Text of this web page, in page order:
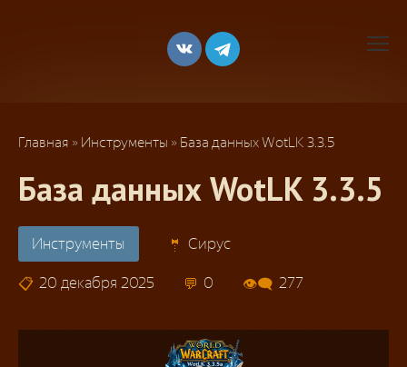
Главная » Инструменты » База данных WotLK 3.3.5
База данных WotLK 3.3.5
Инструменты Сирус
20 декабря 2025 0 277